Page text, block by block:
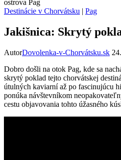
ostrova Pag
Destinácie v Chorvátsku | Pag
Jakišnica: Skrytý
AutorDovolenka-v-Chorvátsku.sk
Dobro došli na otok Pag, kde sa
skrytý poklad tejto chorvátskej
útulných kaviarní až po fascinujúcu
ponúka návštevníkom
cestu objavovania tohto úžasného